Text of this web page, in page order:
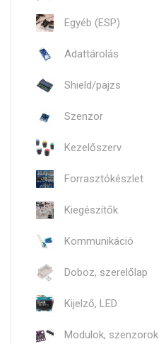
Egyéb (ESP)
Adattárolás
Shield/pajzs
Szenzor
Kezelőszerv
Forrasztókészlet
Kiegészítők
Kommunikáció
Doboz, szerelőlap
Kijelző, LED
Modulok, szenzorok